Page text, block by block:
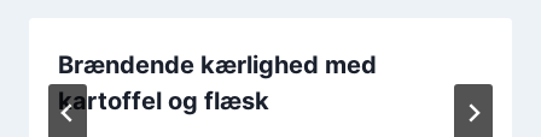
Brændende kærlighed med
kartoffel og flæsk